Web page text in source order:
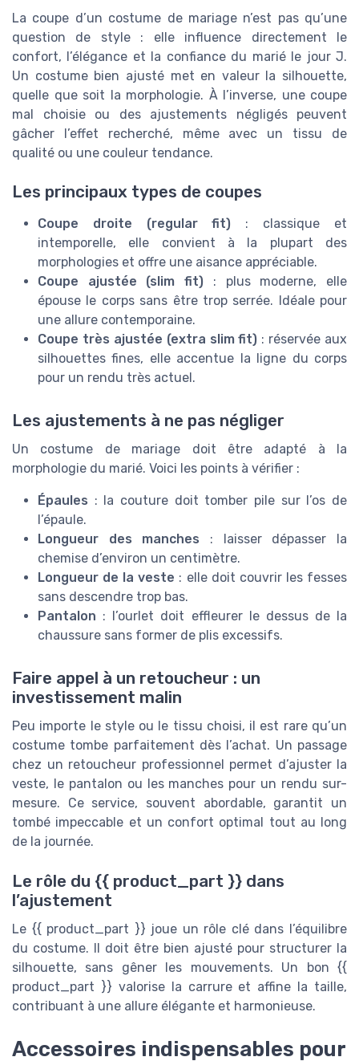
La coupe d’un costume de mariage n’est pas qu’une
question de style : elle influence directement le
confort, l’élégance et la confiance du marié le jour J.
Un costume bien ajusté met en valeur la silhouette,
quelle que soit la morphologie. À l’inverse, une coupe
mal choisie ou des ajustements négligés peuvent
gâcher l’effet recherché, même avec un tissu de
qualité ou une couleur tendance.
Les principaux types de coupes
Coupe droite (regular fit) : classique et
intemporelle, elle convient à la plupart des
morphologies et offre une aisance appréciable.
Coupe ajustée (slim fit) : plus moderne, elle
épouse le corps sans être trop serrée. Idéale pour
une allure contemporaine.
Coupe très ajustée (extra slim fit) : réservée aux
silhouettes fines, elle accentue la ligne du corps
pour un rendu très actuel.
Les ajustements à ne pas négliger
Un costume de mariage doit être adapté à la
morphologie du marié. Voici les points à vérifier :
Épaules : la couture doit tomber pile sur l’os de
l’épaule.
Longueur des manches : laisser dépasser la
chemise d’environ un centimètre.
Longueur de la veste : elle doit couvrir les fesses
sans descendre trop bas.
Pantalon : l’ourlet doit effleurer le dessus de la
chaussure sans former de plis excessifs.
Faire appel à un retoucheur : un
investissement malin
Peu importe le style ou le tissu choisi, il est rare qu’un
costume tombe parfaitement dès l’achat. Un passage
chez un retoucheur professionnel permet d’ajuster la
veste, le pantalon ou les manches pour un rendu sur-
mesure. Ce service, souvent abordable, garantit un
tombé impeccable et un confort optimal tout au long
de la journée.
Le rôle du {{ product_part }} dans
l’ajustement
Le {{ product_part }} joue un rôle clé dans l’équilibre
du costume. Il doit être bien ajusté pour structurer la
silhouette, sans gêner les mouvements. Un bon {{
product_part }} valorise la carrure et affine la taille,
contribuant à une allure élégante et harmonieuse.
Accessoires indispensables pour